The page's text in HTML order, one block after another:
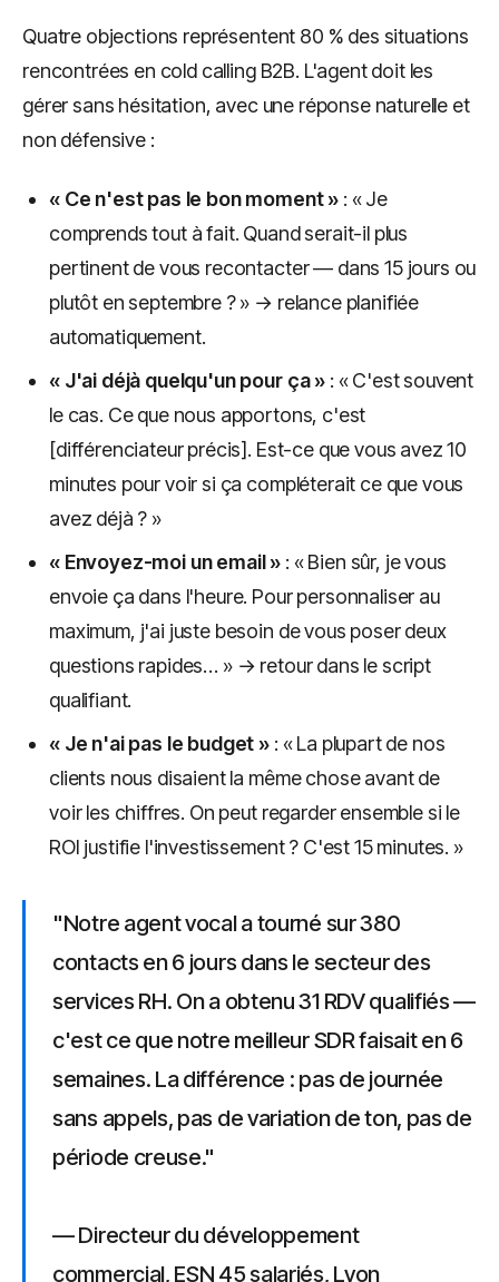
Quatre objections représentent 80 % des situations
rencontrées en cold calling B2B. L'agent doit les
gérer sans hésitation, avec une réponse naturelle et
non défensive :
« Ce n'est pas le bon moment » : « Je
comprends tout à fait. Quand serait-il plus
pertinent de vous recontacter — dans 15 jours ou
plutôt en septembre ? » → relance planifiée
automatiquement.
« J'ai déjà quelqu'un pour ça » : « C'est souvent
le cas. Ce que nous apportons, c'est
[différenciateur précis]. Est-ce que vous avez 10
minutes pour voir si ça compléterait ce que vous
avez déjà ? »
« Envoyez-moi un email » : « Bien sûr, je vous
envoie ça dans l'heure. Pour personnaliser au
maximum, j'ai juste besoin de vous poser deux
questions rapides… » → retour dans le script
qualifiant.
« Je n'ai pas le budget » : « La plupart de nos
clients nous disaient la même chose avant de
voir les chiffres. On peut regarder ensemble si le
ROI justifie l'investissement ? C'est 15 minutes. »
"Notre agent vocal a tourné sur 380
contacts en 6 jours dans le secteur des
services RH. On a obtenu 31 RDV qualifiés —
c'est ce que notre meilleur SDR faisait en 6
semaines. La différence : pas de journée
sans appels, pas de variation de ton, pas de
période creuse."
— Directeur du développement
commercial, ESN 45 salariés, Lyon